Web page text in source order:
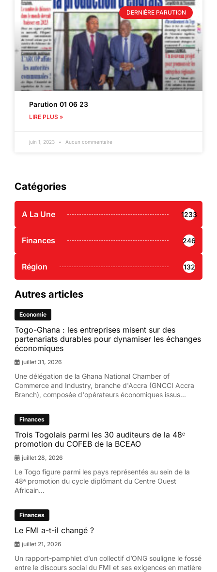
DERNIÈRE PARUTION
Parution 01 06 23
LIRE PLUS »
juin 1, 2023 Aucun commentaire
Catégories
A La Une 1233
Finances 246
Région 132
Autres articles
Economie
Togo-Ghana : les entreprises misent sur des
partenariats durables pour dynamiser les échanges
économiques
juillet 31, 2026
Une délégation de la Ghana National Chamber of
Commerce and Industry, branche d'Accra (GNCCI Accra
Branch), composée d'opérateurs économiques issus...
Finances
Trois Togolais parmi les 30 auditeurs de la 48ᵉ
promotion du COFEB de la BCEAO
juillet 28, 2026
Le Togo figure parmi les pays représentés au sein de la
48ᵉ promotion du cycle diplômant du Centre Ouest
Africain...
Finances
Le FMI a-t-il changé ?
juillet 21, 2026
Un rapport-pamphlet d’un collectif d’ONG souligne le fossé
entre le discours social du FMI et ses exigences en matière